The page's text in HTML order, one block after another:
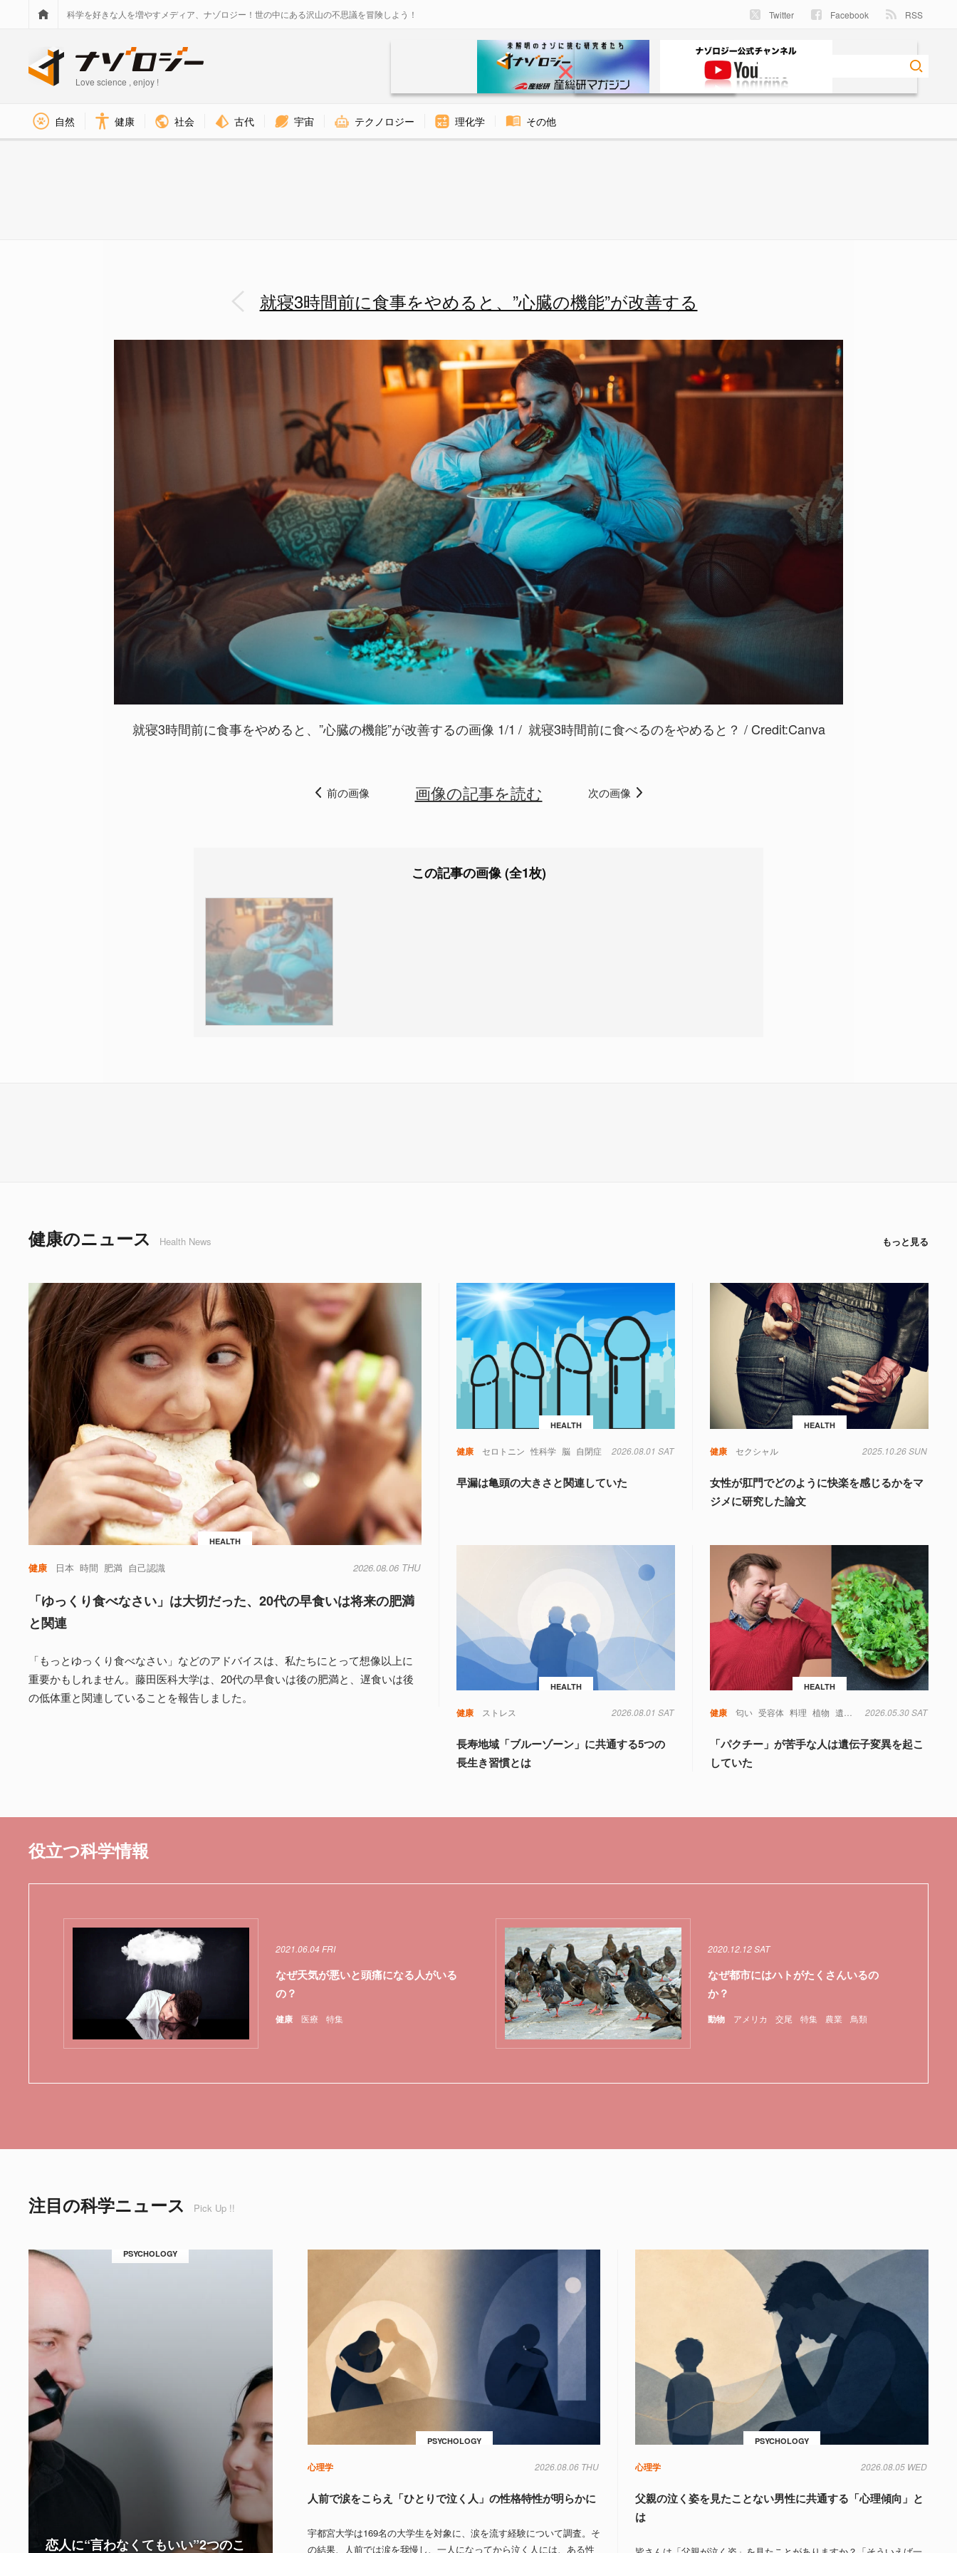
科学を好きな人を増やすメディア、ナゾロジー！世の中にある沢山の不思議を冒険しよう！ Twitter Facebook RSS
Love science , enjoy !
自然 健康 社会 古代 宇宙 テクノロジー 理化学 その他
就寝3時間前に食事をやめると、”心臓の機能”が改善する
就寝3時間前に食事をやめると、”心臓の機能”が改善するの画像 1/1 就寝3時間前に食べるのをやめると？ / Credit:Canva
前の画像 画像の記事を読む 次の画像
この記事の画像 (全1枚)
健康のニュース Health News もっと見る
HEALTH
健康 日本 時間 肥満 自己認識 2026.08.06 THU
「ゆっくり食べなさい」は大切だった、20代の早食いは将来の肥満
と関連
「もっとゆっくり食べなさい」などのアドバイスは、私たちにとって想像以上に
重要かもしれません。藤田医科大学は、20代の早食いは後の肥満と、遅食いは後
の低体重と関連していることを報告しました。
HEALTH
健康 セロトニン 性科学 脳 自閉症 2026.08.01 SAT
早漏は亀頭の大きさと関連していた
HEALTH
健康 セクシャル 2025.10.26 SUN
女性が肛門でどのように快楽を感じるかをマ
ジメに研究した論文
HEALTH
健康 ストレス 2026.08.01 SAT
長寿地域「ブルーゾーン」に共通する5つの
長生き習慣とは
HEALTH
健康 匂い 受容体 料理 植物 遺伝子 食べ物
2026.05.30 SAT
「パクチー」が苦手な人は遺伝子変異を起こ
していた
役立つ科学情報
健康 医療 特集
2021.06.04 FRI
なぜ天気が悪いと頭痛になる人がいる
の？
動物 アメリカ 交尾 特集 農業 鳥類
2020.12.12 SAT
なぜ都市にはハトがたくさんいるの
か？
注目の科学ニュース Pick Up !!
PSYCHOLOGY
恋人に“言わなくてもいい”2つのこ
PSYCHOLOGY
心理学 2026.08.06 THU
人前で涙をこらえ「ひとりで泣く人」の性格特性が明らかに
宇都宮大学は169名の大学生を対象に、涙を流す経験について調査。そ
の結果、人前では涙を我慢し、一人になってから泣く人には、ある性
PSYCHOLOGY
心理学 2026.08.05 WED
父親の泣く姿を見たことない男性に共通する「心理傾向」と
は